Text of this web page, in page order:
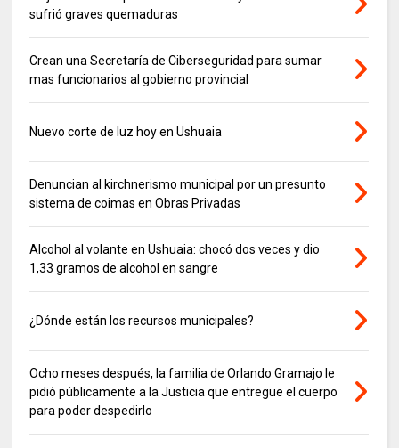
sufrió graves quemaduras
Crean una Secretaría de Ciberseguridad para sumar
mas funcionarios al gobierno provincial
Nuevo corte de luz hoy en Ushuaia
Denuncian al kirchnerismo municipal por un presunto
sistema de coimas en Obras Privadas
Alcohol al volante en Ushuaia: chocó dos veces y dio
1,33 gramos de alcohol en sangre
¿Dónde están los recursos municipales?
Ocho meses después, la familia de Orlando Gramajo le
pidió públicamente a la Justicia que entregue el cuerpo
para poder despedirlo